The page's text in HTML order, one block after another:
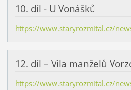
10. díl - U Vonášků
https://www.staryrozmital.cz/
12. díl – Vila manželů
https://www.staryrozmital.cz/